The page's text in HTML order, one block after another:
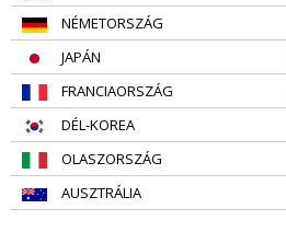
NÉMETORSZÁG
JAPÁN
FRANCIAORSZÁG
DÉL-KOREA
OLASZORSZÁG
AUSZTRÁLIA